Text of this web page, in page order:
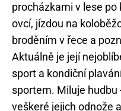
procházkami v lese po
ovcí, jízdou na
broděním v řece a
Aktuálně je její
sport a kondiční
sportem. Miluje hudbu
veškeré jejich odnože